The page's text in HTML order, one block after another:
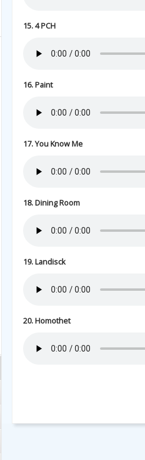
15. 4 PCH
16. Paint
17. You Know Me
18. Dining Room
19. Landisck
20. Homothet